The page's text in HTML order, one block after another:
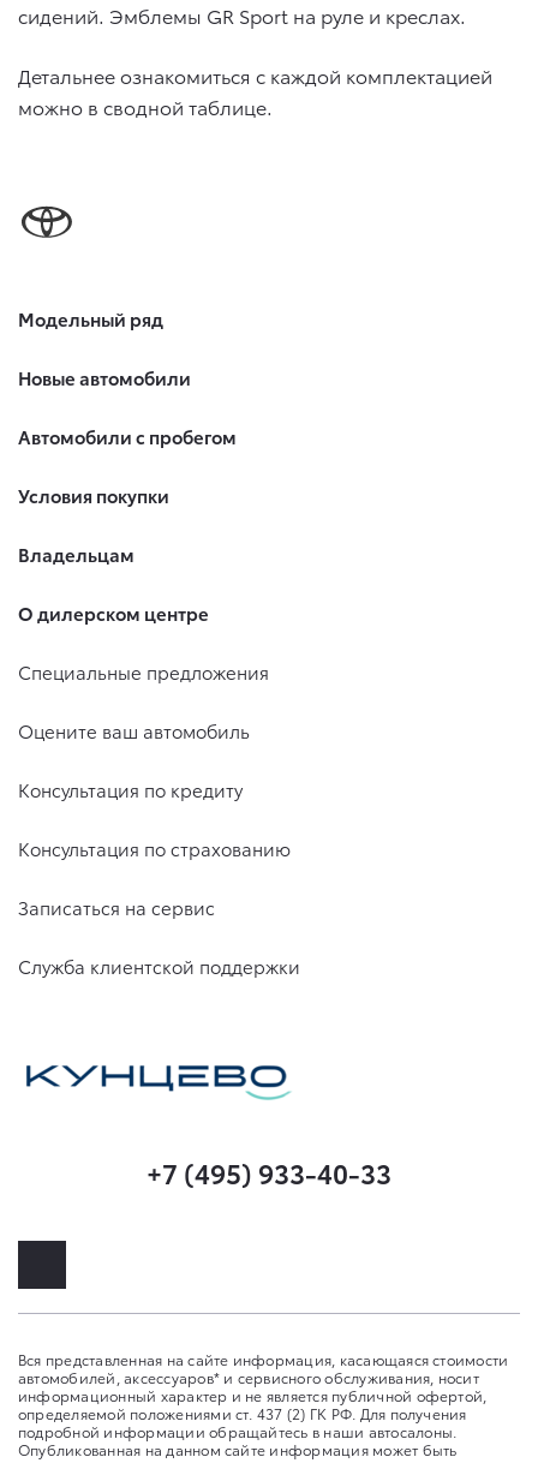
сидений. Эмблемы GR Sport на руле и креслах.
Детальнее ознакомиться с каждой комплектацией
можно в сводной таблице.
Модельный ряд
Новые автомобили
Автомобили с пробегом
Условия покупки
Владельцам
О дилерском центре
Специальные предложения
Оцените ваш автомобиль
Консультация по кредиту
Консультация по страхованию
Записаться на сервис
Служба клиентской поддержки
+7 (495) 933-40-33
Вся представленная на сайте информация, касающаяся стоимости
автомобилей, аксессуаров* и сервисного обслуживания, носит
информационный характер и не является публичной офертой,
определяемой положениями ст. 437 (2) ГК РФ. Для получения
подробной информации обращайтесь в наши автосалоны.
Опубликованная на данном сайте информация может быть